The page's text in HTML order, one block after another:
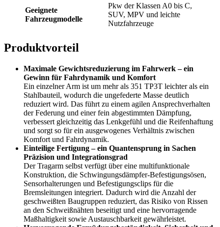
Geeignete
Fahrzeugmodelle
Pkw der Klassen A0 bis C,
SUV, MPV und leichte
Nutzfahrzeuge
Produktvorteil
Maximale Gewichtsreduzierung im Fahrwerk – ein
Gewinn für Fahrdynamik und Komfort
Ein einzelner Arm ist um mehr als 351 TP3T leichter als ein
Stahlbauteil, wodurch die ungefederte Masse deutlich
reduziert wird. Das führt zu einem agilen Ansprechverhalten
der Federung und einer fein abgestimmten Dämpfung,
verbessert gleichzeitig das Lenkgefühl und die Reifenhaftung
und sorgt so für ein ausgewogenes Verhältnis zwischen
Komfort und Fahrdynamik.
Einteilige Fertigung – ein Quantensprung in Sachen
Präzision und Integrationsgrad
Der Tragarm selbst verfügt über eine multifunktionale
Konstruktion, die Schwingungsdämpfer-Befestigungsösen,
Sensorhalterungen und Befestigungsclips für die
Bremsleitungen integriert. Dadurch wird die Anzahl der
geschweißten Baugruppen reduziert, das Risiko von Rissen
an den Schweißnähten beseitigt und eine hervorragende
Maßhaltigkeit sowie Austauschbarkeit gewährleistet.